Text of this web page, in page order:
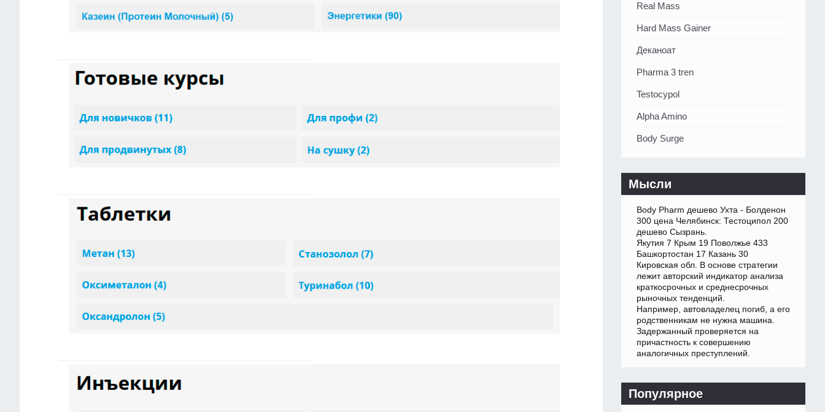
Real Mass
Hard Mass Gainer
Деканоат
Pharma 3 tren
Testocypol
Alpha Amino
Body Surge
Мысли
Body Pharm дешево Ухта - Болденон
300 цена Челябинск: Тестоципол 200
дешево Сызрань.
Якутия 7 Крым 19 Поволжье 433
Башкортостан 17 Казань 30
Кировская обл. В основе стратегии
лежит авторский индикатор анализа
краткосрочных и среднесрочных
рыночных тенденций.
Например, автовладелец погиб, а его
родственникам не нужна машина.
Задержанный проверяется на
причастность к совершению
аналогичных преступлений.
Популярное